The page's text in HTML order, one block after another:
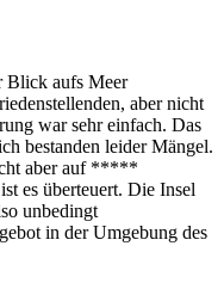
Blick aufs Meer
aber nicht
war sehr einfach. Das
bestanden leider Mängel.
aber auf *****
es überteuert. Die Insel
unbedingt
in der Umgebung des